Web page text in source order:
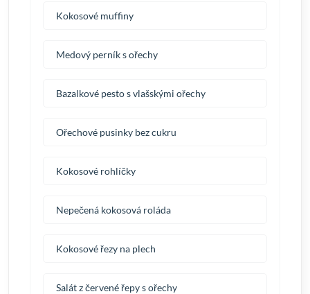
Kokosové muffiny
Medový perník s ořechy
Bazalkové pesto s vlašskými ořechy
Ořechové pusinky bez cukru
Kokosové rohlíčky
Nepečená kokosová roláda
Kokosové řezy na plech
Salát z červené řepy s ořechy